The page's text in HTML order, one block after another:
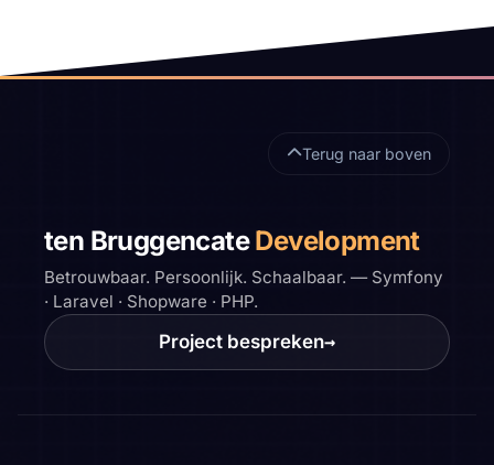
Terug naar boven
ten BruggencateDevelopment
Betrouwbaar. Persoonlijk. Schaalbaar. — Symfony
· Laravel · Shopware · PHP.
Project bespreken→